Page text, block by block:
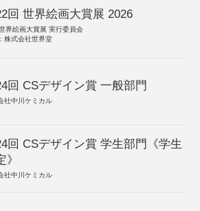
回 世界絵画大賞展 2026
界絵画大賞展 実行委員会
株式会社世界堂
回 CSデザイン賞 一般部門
社中川ケミカル
回 CSデザイン賞 学生部門《学生
》
社中川ケミカル